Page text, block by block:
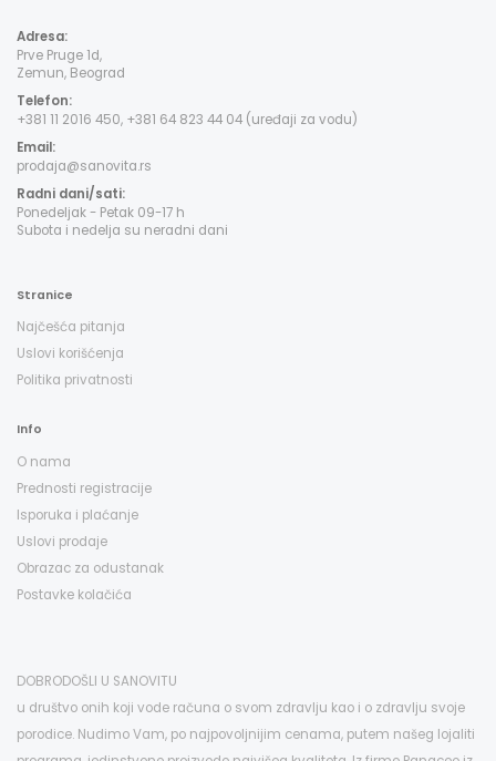
Adresa:
Prve Pruge 1d,
Zemun, Beograd
Telefon:
+381 11 2016 450, +381 64 823 44 04 (uređaji za vodu)
Email:
prodaja@sanovita.rs
Radni dani/sati:
Ponedeljak - Petak 09-17 h
Subota i nedelja su neradni dani
Stranice
Najčešća pitanja
Uslovi korišćenja
Politika privatnosti
Info
O nama
Prednosti registracije
Isporuka i plaćanje
Uslovi prodaje
Obrazac za odustanak
Postavke kolačića
DOBRODOŠLI U SANOVITU
u društvo onih koji vode računa o svom zdravlju kao i o zdravlju svoje
porodice. Nudimo Vam, po najpovoljnijim cenama, putem našeg lojaliti